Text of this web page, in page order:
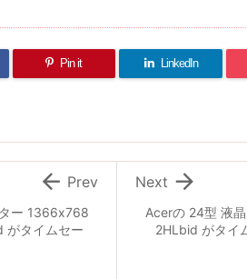
Pin it LinkedIn
Acerの 24型 液
2HLbid がタイ

Next
ー 1366x768
がタイムセー
 Prev